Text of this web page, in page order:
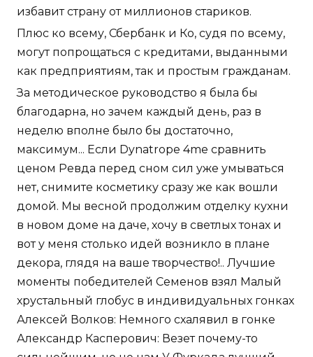
избавит страну от миллионов стариков.
Плюс ко всему, Сбербанк и Ко, судя по всему,
могут попрощаться с кредитами, выданными
как предприятиям, так и простым гражданам.
За методическое руководство я была бы
благодарна, но зачем каждый день, раз в
неделю вполне было бы достаточно,
максимум... Если Dynatrope 4me сравнить
ценом Ревда перед сном сил уже умываться
нет, снимите косметику сразу же как вошли
домой. Мы весной продолжим отделку кухни
в новом доме на даче, хочу в светлых тонах и
вот у меня столько идей возникло в плане
декора, глядя на ваше творчество!.. Лучшие
моменты победителей Семенов взял Малый
хрустальный глобус в индивидуальных гонках
Алексей Волков: Немного схалявил в гонке
Александр Касперович: Везет почему-то